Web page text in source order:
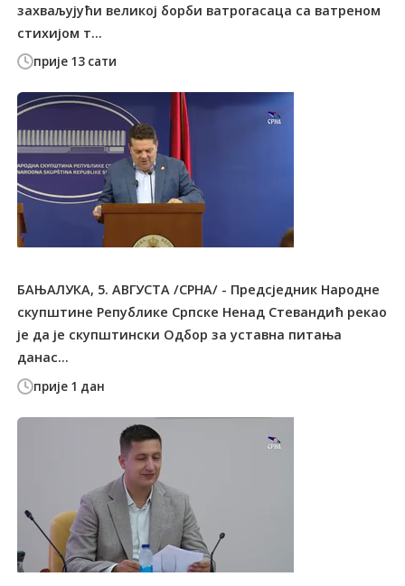
прије 13 сати
захваљујући великој борби ватрогасаца са ватреном
стихијом т...
прије 1 дан
БАЊАЛУКА, 5. АВГУСТА /СРНА/ - Предсједник Народне
скупштине Републике Српске Ненад Стевандић рекао
је да је скупштински Одбор за уставна питања
данас...